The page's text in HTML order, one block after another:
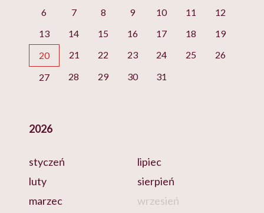
6
7 8 9 10 11
12
13
14 15 16 17 18
19
20
21 22 23 24 25
26
27
28 29 30 31
2026
styczeń
luty
marzec
lipiec
sierpień
wrzesień